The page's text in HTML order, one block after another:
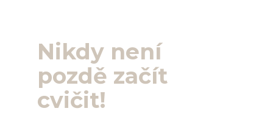
Nikdy není
pozdě začít
cvičit!